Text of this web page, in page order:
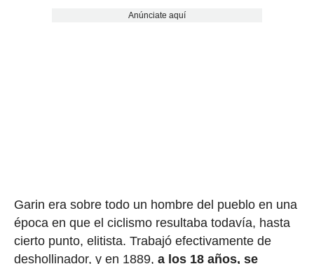
Anúnciate aquí
Garin era sobre todo un hombre del pueblo en una
época en que el ciclismo resultaba todavía, hasta
cierto punto, elitista. Trabajó efectivamente de
deshollinador, y en 1889, a los 18 años, se